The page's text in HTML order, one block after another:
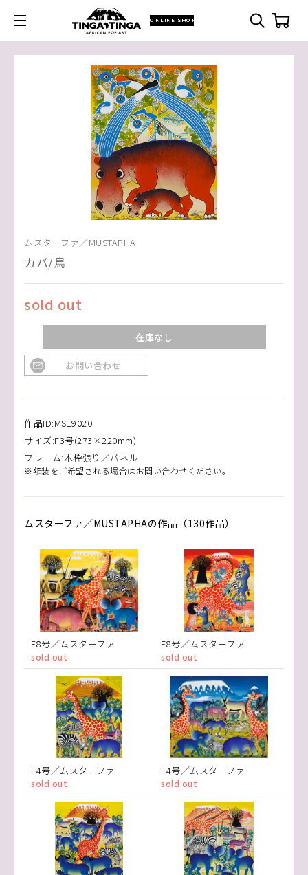
ONLINE SHOP
ムスターファ／MUSTAPHA
カバ/鳥
sold out
在庫なし
お問い合わせ
作品ID:MS19020
サイズ:F3号(273×220mm)
フレーム:木枠張り／パネル
※額装をご希望される場合はお問い合わせください。
ムスターファ／MUSTAPHAの作品（130作品）
F8号／ムスターファ
sold out
F8号／ムスターファ
sold out
F4号／ムスターファ
sold out
F4号／ムスターファ
sold out